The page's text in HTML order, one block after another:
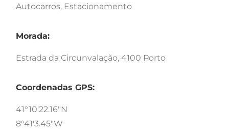
Autocarros, Estacionamento
Morada:
Estrada da Circunvalação, 4100 Porto
Coordenadas GPS:
41°10'22.16"N
8°41'3.45"W